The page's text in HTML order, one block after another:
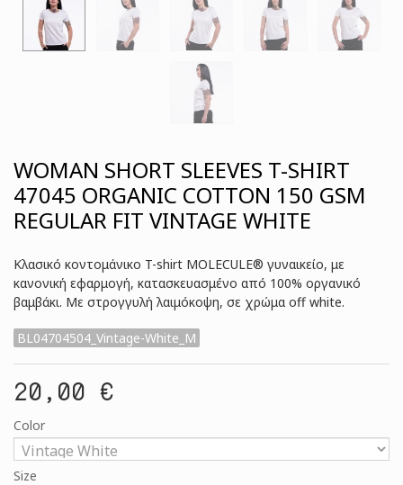
WOMAN SHORT SLEEVES T-SHIRT
47045 ORGANIC COTTON 150 GSM
REGULAR FIT VINTAGE WHITE
Κλασικό κοντομάνικο T-shirt MOLECULE® γυναικείο, με
κανονική εφαρμογή, κατασκευασμένο από 100% οργανικό
βαμβάκι. Με στρογγυλή λαιμόκοψη, σε χρώμα off white.
BL04704504_Vintage-White_M
20,00 €
Color
Size